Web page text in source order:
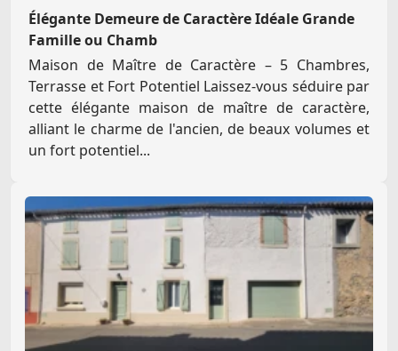
Élégante Demeure de Caractère Idéale Grande
Famille ou Chamb
Maison de Maître de Caractère – 5 Chambres,
Terrasse et Fort Potentiel Laissez-vous séduire par
cette élégante maison de maître de caractère,
alliant le charme de l'ancien, de beaux volumes et
un fort potentiel...